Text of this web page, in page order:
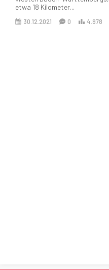
etwa 18 Kilometer...
30.12.2021 0 4.978